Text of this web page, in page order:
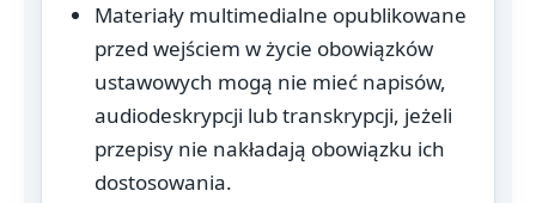
Materiały multimedialne opublikowane
przed wejściem w życie obowiązków
ustawowych mogą nie mieć napisów,
audiodeskrypcji lub transkrypcji, jeżeli
przepisy nie nakładają obowiązku ich
dostosowania.